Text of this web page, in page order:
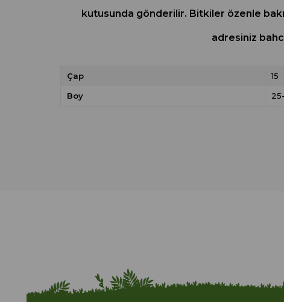
kutusunda gönderilir. Bitkiler özenle
adresiniz
Çap 15
Boy